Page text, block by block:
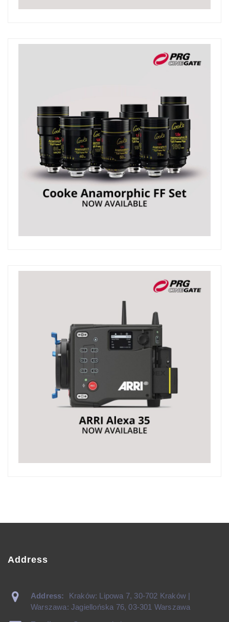
Address
Address:
Kraków: Lipowa 7, 30-702 Kraków |
Warszawa: Jagiellońska 76, 03-301 Warszawa